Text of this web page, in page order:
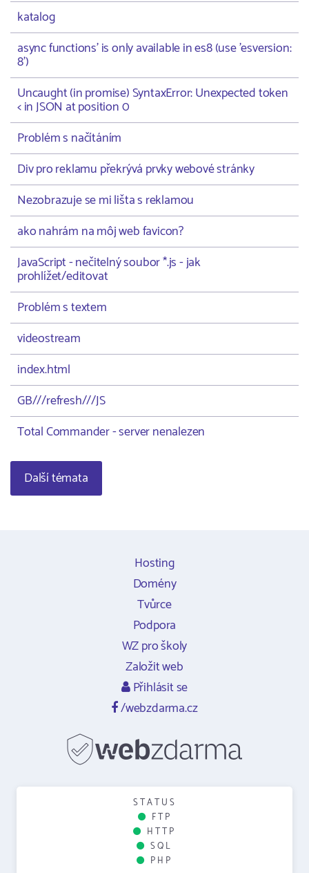
katalog
async functions' is only available in es8 (use 'esversion:
8')
Uncaught (in promise) SyntaxError: Unexpected token
< in JSON at position 0
Problém s načítáním
Div pro reklamu překrývá prvky webové stránky
Nezobrazuje se mi lišta s reklamou
ako nahrám na môj web favicon?
JavaScript - nečitelný soubor *.js - jak
prohlížet/editovat
Problém s textem
videostream
index.html
GB///refresh///JS
Total Commander - server nenalezen
Další témata
Hosting
Domény
Tvůrce
Podpora
WZ pro školy
Založit web
Přihlásit se
/webzdarma.cz
STATUS
FTP
HTTP
SQL
PHP